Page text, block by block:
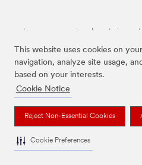
This website uses cookies on
navigation, analyze site usage,
based on your interests.
Cookie Notice
Reject Non-Essential Cookies
Cookie Preferences
Las marcas mencionadas